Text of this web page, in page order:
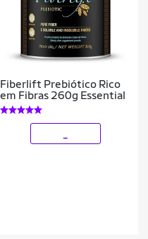
Fiberlift Prebiótico Rico
em Fibras 260g Essential